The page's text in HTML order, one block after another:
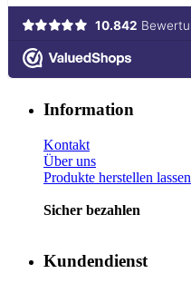
Information
Kontakt
Über uns
Produkte herstellen lassen
Sicher bezahlen
Kundendienst